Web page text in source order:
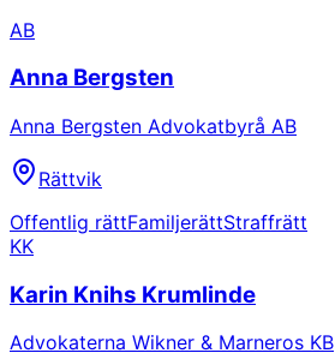
AB
Anna Bergsten
Anna Bergsten Advokatbyrå AB
Rättvik
Offentlig rättFamiljerättStraffrätt
KK
Karin Knihs Krumlinde
Advokaterna Wikner & Marneros KB